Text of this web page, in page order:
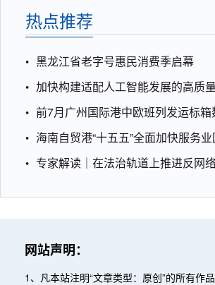
热点推荐
黑龙江省老字号惠民消费季启幕
加快构建适配人工智能发展的高质
前7月广州国际港中欧班列发运标
海南自贸港“十五五”全面加快服务
专家解读｜在法治轨道上推进反网
网站声明：
1、凡本站注明“文章类型：原创”的所有作